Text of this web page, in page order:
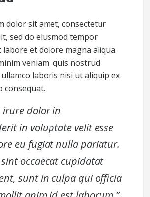
dolor sit amet, consectetur
sed do eiusmod tempor
labore et dolore magna aliqua.
veniam, quis nostrud
laboris nisi ut aliquip ex
consequat.
irure dolor in
in voluptate velit esse
eu fugiat nulla pariatur.
occaecat cupidatat
sunt in culpa qui officia